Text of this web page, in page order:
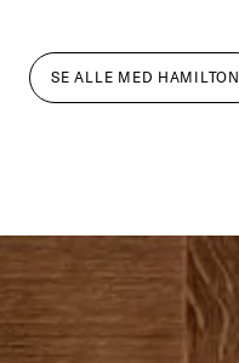
SE ALLE MED HAMILTON